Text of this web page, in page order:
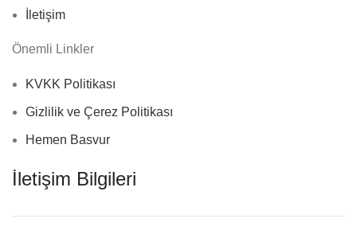
İletişim
Önemli Linkler
KVKK Politikası
Gizlilik ve Çerez Politikası
Hemen Basvur
İletişim Bilgileri